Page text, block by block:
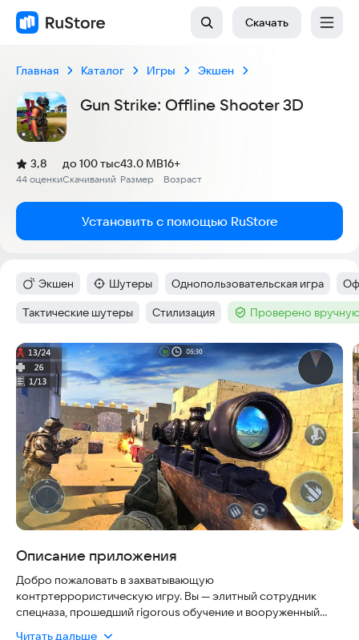
Скачать
Главная Каталог Игры Экшен
Gun Strike: Offline Shooter 3D
Рейтинг:
3,8
(
44 оценки
)
Скачиваний
до 100 тыс
Размер
43.0 MB
Возраст
16+
Установить с помощью RuStore
Категория
Экшен Категория:
Шутеры Тег:
Однопользовательская игра Тег
Тег:
Тактические шутеры Тег:
Стилизация Тег :Проверено
Скриншоты
Описание приложения
Добро пожаловать в захватывающую
контртеррористическую игру. Вы — элитный сотрудник
спецназа, прошедший rigorous обучение и вооруженный
Читать дальше